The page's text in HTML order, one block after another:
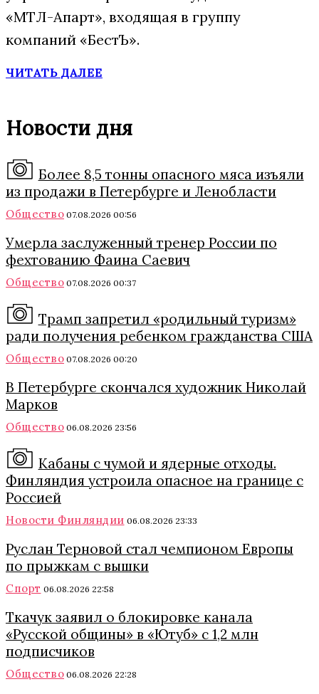
«МТЛ-Апарт», входящая в группу
компаний «БестЪ».
ЧИТАТЬ ДАЛЕЕ
Новости дня
Более 8,5 тонны опасного мяса изъяли
из продажи в Петербурге и Ленобласти
Общество 07.08.2026 00:56
Умерла заслуженный тренер России по
фехтованию Фаина Саевич
Общество 07.08.2026 00:37
Трамп запретил «родильный туризм»
ради получения ребенком гражданства США
Общество 07.08.2026 00:20
В Петербурге скончался художник Николай
Марков
Общество 06.08.2026 23:56
Кабаны с чумой и ядерные отходы.
Финляндия устроила опасное на границе с
Россией
Новости Финляндии 06.08.2026 23:33
Руслан Терновой стал чемпионом Европы
по прыжкам с вышки
Спорт 06.08.2026 22:58
Ткачук заявил о блокировке канала
«Русской общины» в «Ютуб» с 1,2 млн
подписчиков
Общество 06.08.2026 22:28